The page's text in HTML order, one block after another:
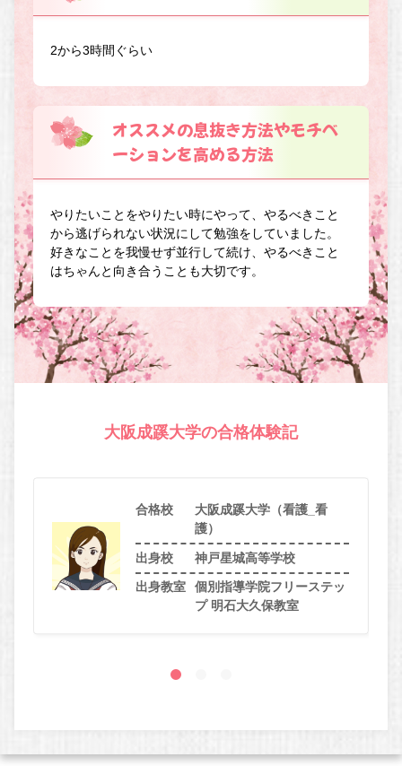
2から3時間ぐらい
オススメの息抜き方法やモチベ
ーションを高める方法
やりたいことをやりたい時にやって、やるべきこと
から逃げられない状況にして勉強をしていました。
好きなことを我慢せず並行して続け、やるべきこと
はちゃんと向き合うことも大切です。
大阪成蹊大学の合格体験記
合格校
大阪成蹊大学（看護_看
護）
出身校 神戸星城高等学校
出身教室
個別指導学院フリーステッ
プ 明石大久保教室